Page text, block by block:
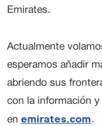
Emirates.
Actualmente
esperamos añadir
abriendo sus
con la información
en emirates.com.